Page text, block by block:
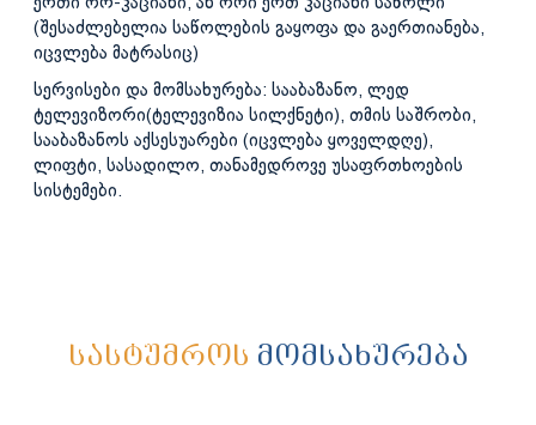
(შესაძლებელია საწოლების გაყოფა და გაერთიანება,
იცვლება მატრასიც)
სერვისები და მომსახურება: სააბაზანო, ლედ
ტელევიზორი(ტელევიზია სილქნეტი), თმის საშრობი,
სააბაზანოს აქსესუარები (იცვლება ყოველდღე),
ლიფტი, სასადილო, თანამედროვე უსაფრთხოების
სისტემები.
ᲡᲐᲡᲢᲣᲛᲠᲝᲡ ᲛᲝᲛᲡᲐᲮᲣᲠᲔᲑᲐ